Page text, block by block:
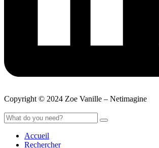
Copyright © 2024 Zoe Vanille – Netimagine
Accueil
Rechercher